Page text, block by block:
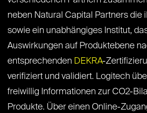
neben Natural Capital Partners die
sowie ein unabhängiges Institut,
Auswirkungen auf Produktebene
entsprechenden DEKRA-
verifiziert und validiert. Logitech
freiwillig Informationen zur CO2-
Produkte. Über einen Online-